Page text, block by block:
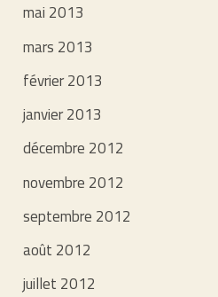
mai 2013
mars 2013
février 2013
janvier 2013
décembre 2012
novembre 2012
septembre 2012
août 2012
juillet 2012